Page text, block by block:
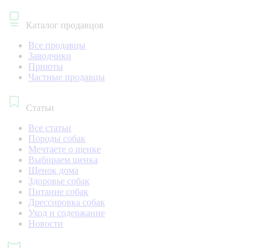
Каталог продавцов
Все продавцы
Заводчики
Приюты
Частные продавцы
Статьи
Все статьи
Породы собак
Мечтаете о щенке
Выбираем щенка
Щенок дома
Здоровье собак
Питание собак
Дрессировка собак
Уход и содержание
Новости